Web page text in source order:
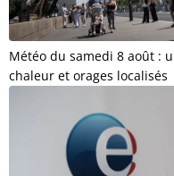
Météo du samedi 8 août :
chaleur et orages localisés